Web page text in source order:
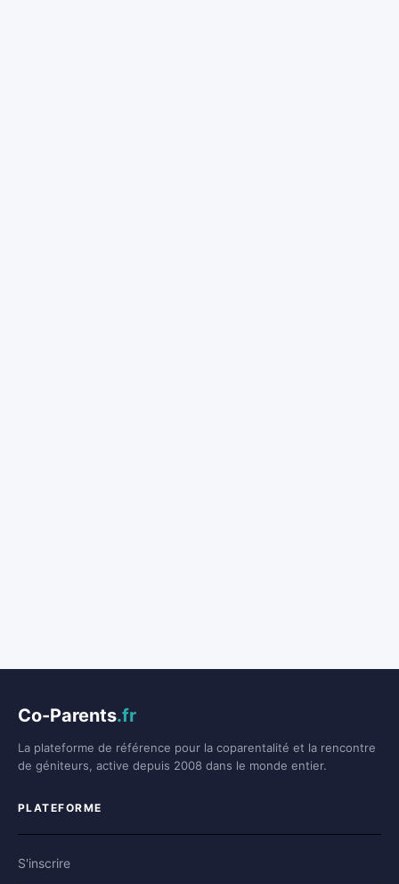
Co-Parents.fr
La plateforme de référence pour la coparentalité et la rencontre
de géniteurs, active depuis 2008 dans le monde entier.
PLATEFORME
S'inscrire